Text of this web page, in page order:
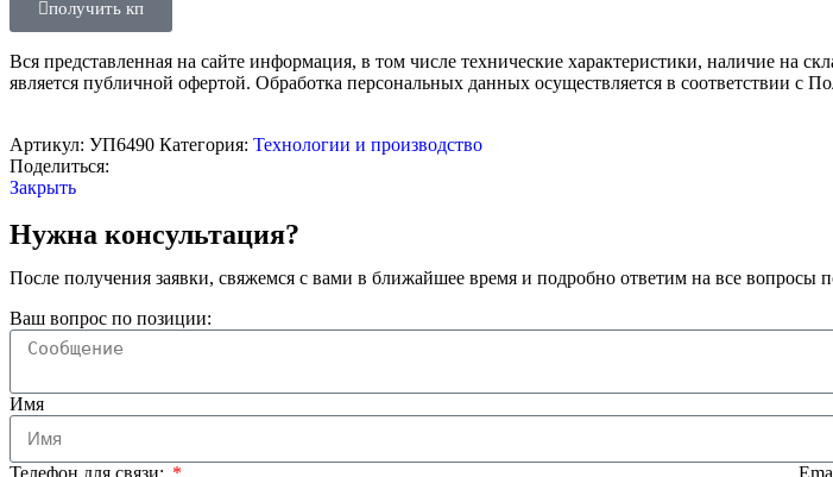
получить кп
Вся представленная на сайте информация, в том числе технические характеристики, наличие на
является публичной офертой. Обработка персональных данных осуществляется в соответствии с
Артикул: УП6490 Категория: Технологии и производство
Поделиться:
Закрыть
Нужна консультация?
После получения заявки, свяжемся с вами в ближайшее время и подробно ответим на все вопросы
Ваш вопрос по позиции:
Имя
Телефон для связи: